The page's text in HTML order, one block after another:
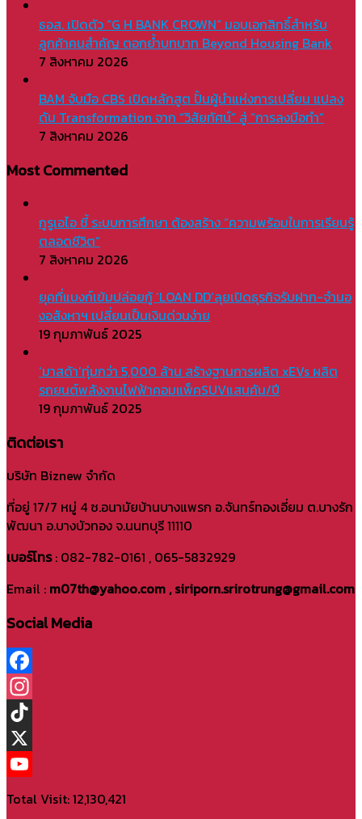
ธอส. เปิดตัว “G H BANK CROWN” มอบเอกสิทธิ์สำหรับ
ลูกค้าคนสำคัญ ตอกย้ำบทบาท Beyond Housing Bank
7 สิงหาคม 2026
BAM จับมือ CBS เปิดหลักสูต ปั้นผู้นำแห่งการเปลี่ยน แปลง
ดัน Transformation จาก “วิสัยทัศน์” สู่ “การลงมือทำ”
7 สิงหาคม 2026
Most Commented
กูรูเอไอ ชี้ ระบบการศึกษา ต้องสร้าง “ความพร้อมในการเรียนรู้
ตลอดชีวิต”
7 สิงหาคม 2026
ยุคที่แบงก์เข้มปล่อยกู้ ‘LOAN DD’ลุยเปิดธุรกิจรับฝาก-จำนอ
งอสังหาฯ เปลี่ยนเป็นเงินด่วนง่าย
19 กุมภาพันธ์ 2025
‘มาสด้า’ทุ่มกว่า 5,000 ล้าน สร้างฐานการผลิต xEVs ผลิต
รถยนต์พลังงานไฟฟ้าคอมแพ็คSUVแสนคัน/ปี
19 กุมภาพันธ์ 2025
ติดต่อเรา
บริษัท Biznew จำกัด
ที่อยู่ 17/7 หมู่ 4 ซ.อนามัยบ้านบางแพรก อ.จันทร์ทองเอี่ยม ต.บางรัก
พัฒนา อ.บางบัวทอง จ.นนทบุรี 11110
เบอร์โทร: 082-782-0161 , 065-5832929
Email : m07th@yahoo.com , siriporn.srirotrung@gmail.com
Social Media
Facebook
Instagram
TikTok
X
Total Visit: 12,130,421